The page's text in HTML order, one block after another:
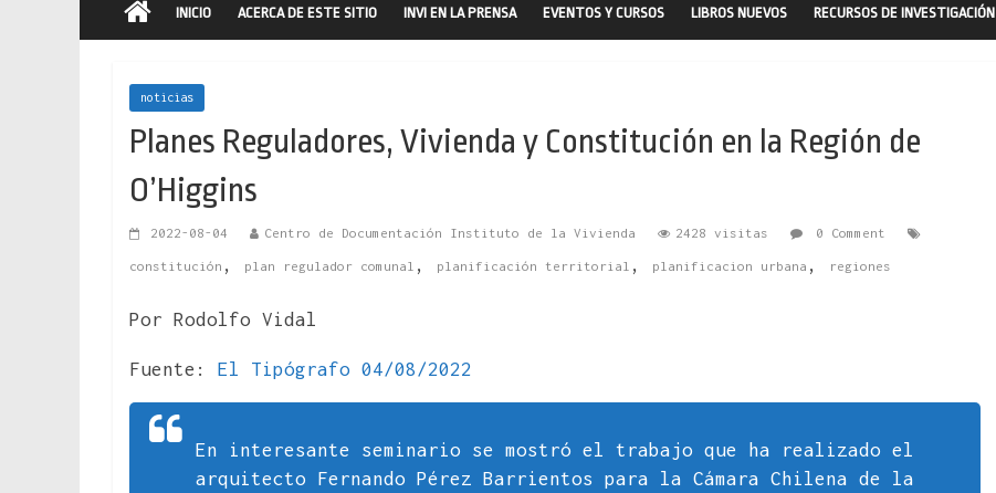
INICIO ACERCA DE ESTE SITIO INVI EN LA PRENSA EVENTOS Y CURSOS LIBROS NUEVOS RECURSOS DE INVESTIGACIÓN
noticias
Planes Reguladores, Vivienda y Constitución en la Región de
O’Higgins
2022-08-04 Centro de Documentación Instituto de la Vivienda 2428 visitas 0 Comment
constitución , plan regulador comunal , planificación territorial , planificacion urbana , regiones
Por Rodolfo Vidal
Fuente: El Tipógrafo 04/08/2022
En interesante seminario se mostró el trabajo que ha realizado el
arquitecto Fernando Pérez Barrientos para la Cámara Chilena de la